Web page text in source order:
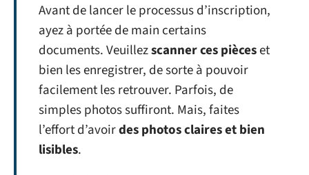
Avant de lancer le processus d’inscription,
ayez à portée de main certains
documents. Veuillezscanner ces pièceset
bien les enregistrer, de sorte à pouvoir
facilement les retrouver. Parfois, de
simples photos suffiront. Mais, faites
l’effort d’avoirdes photos claires et bien
lisibles.